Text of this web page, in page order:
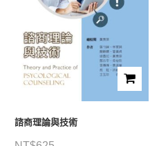
諮商理論與技術